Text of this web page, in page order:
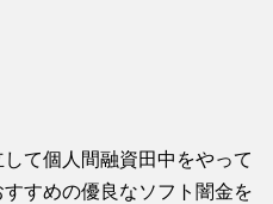
て個人間融資田中をやって
すめの優良なソフト闇金を